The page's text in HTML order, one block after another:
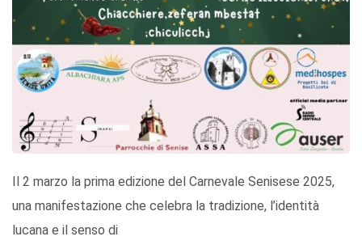
Il 2 marzo la prima edizione del Carnevale Senisese 2025,
una manifestazione che celebra la tradizione, l’identità
lucana e il senso di